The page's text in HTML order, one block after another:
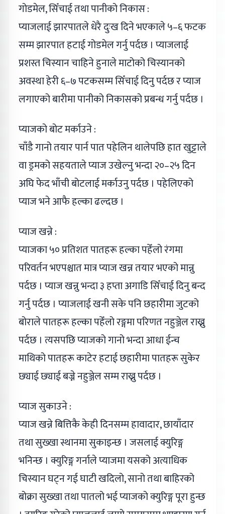
गोडमेल, सिँचाई तथा पानीको निकास :
प्याजलाई झारपातले धेरै दुःख दिने भएकाले ५–६ फटक
सम्म झारपात हटाई गोडमेल गर्नु पर्दछ । प्याजलाई
प्रशस्त चिस्यान चाहिने हुनाले माटोको चिस्यानको
अवस्था हेरी ६–७ पटकसम्म सिँचाई दिनु पर्दछ र प्याज
लगाएको बारीमा पानीको निकासको प्रबन्ध गर्नु पर्दछ ।
प्याजको बोट मर्काउने :
चाँडै गानो तयार पार्न पात पहेलिन थालेपछि हात खुट्टाले
वा ड्रमको सहयताले प्याज उखेल्नु भन्दा २०–२५ दिन
अघि फेद भाँची बोटलाई मर्काउनु पर्दछ । पहेलिएको
प्याज भने आफै हल्का ढल्दछ ।
प्याज खन्ने :
प्याजका ५० प्रतिशत पातहरू हल्का पहेँलो रंगमा
परिवर्तन भएपश्चात मात्र प्याज खन्न तयार भएको मान्नु
पर्दछ । प्याज खन्नु भन्दा ३ हप्ता अगाडि सिँचाई दिनु बन्द
गर्नु पर्दछ । प्याजलाई खनी सके पनि छहारीमा जुटको
बोराले पातहरू हल्का पहेँलो रङ्गमा परिणत नहुञ्जेल राख्नु
पर्दछ । त्यसपछि प्याजको गानो भन्दा आधा ईन्च
माथिको पातहरू काटेर हटाई छहारीमा पातहरू सुकेर
छ्याई छ्याई बज्ने नहुञ्जेल सम्म राख्नु पर्दछ ।
प्याज सुकाउने :
प्याज खन्ने बित्तिकै केही दिनसम्म हावादार, छायाँदार
तथा सुख्खा स्थानमा सुकाइन्छ । जसलाई क्युरिङ्ग
भनिन्छ । क्युरिङ्ग गर्नाले प्याजमा यसको अत्याधिक
चिस्यान घट्न गई घाटी खदिलो, सानो तथा बाहिरको
बोक्रा सुख्खा तथा पातलो भई प्याजको क्युरिङ्ग पूरा हुन्छ